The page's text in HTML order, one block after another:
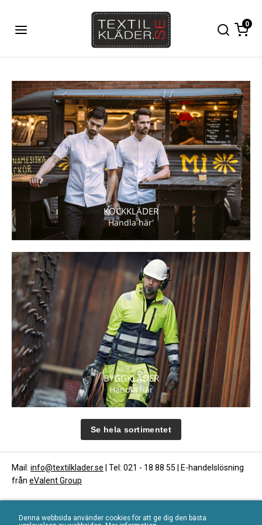
Denna webbsida använder cookies för att ge dig den bästa
0
KOCKKLÄDER
Handla här'
BYGGKLÄDER
Handla här
Se hela sortimentet
Mail: info@textilklader.se | Tel: 021 - 18 88 55 | E-handelslösning
från eValent Group